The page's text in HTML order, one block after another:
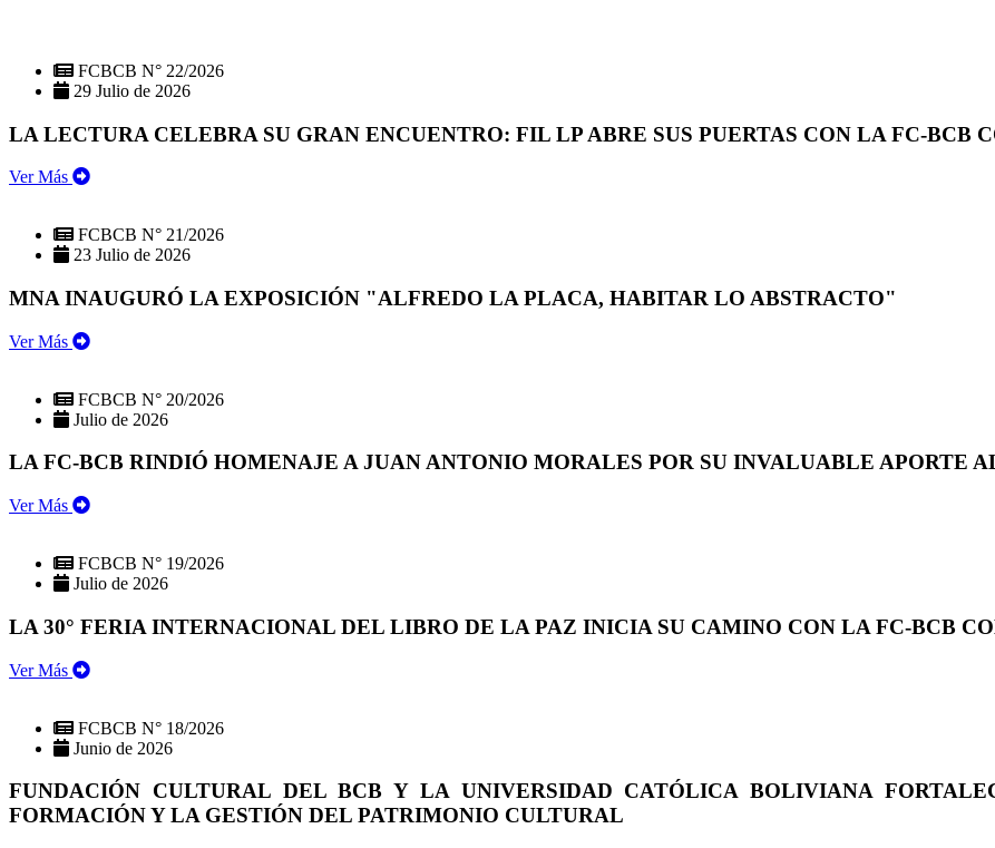
FCBCB N° 22/2026
29 Julio de 2026
LA LECTURA CELEBRA SU GRAN ENCUENTRO: FIL LP ABRE SUS PUERTAS CON LA FC-BCB
Ver Más
FCBCB N° 21/2026
23 Julio de 2026
MNA INAUGURÓ LA EXPOSICIÓN "ALFREDO LA PLACA, HABITAR LO ABSTRACTO"
Ver Más
FCBCB N° 20/2026
Julio de 2026
LA FC-BCB RINDIÓ HOMENAJE A JUAN ANTONIO MORALES POR SU INVALUABLE APORTE
Ver Más
FCBCB N° 19/2026
Julio de 2026
LA 30° FERIA INTERNACIONAL DEL LIBRO DE LA PAZ INICIA SU CAMINO CON LA FC-BCB
Ver Más
FCBCB N° 18/2026
Junio de 2026
FUNDACIÓN CULTURAL DEL BCB Y LA UNIVERSIDAD CATÓLICA BOLIVIANA
FORMACIÓN Y LA GESTIÓN DEL PATRIMONIO CULTURAL